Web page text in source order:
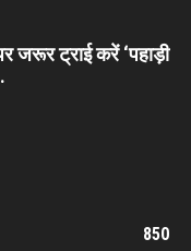
जरूर ट्राई करें ‘पहाड़ी
850